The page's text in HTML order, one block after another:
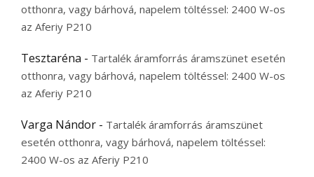
otthonra, vagy bárhová, napelem töltéssel: 2400 W-os
az Aferiy P210
Tesztaréna - Tartalék áramforrás áramszünet esetén
otthonra, vagy bárhová, napelem töltéssel: 2400 W-os
az Aferiy P210
Varga Nándor - Tartalék áramforrás áramszünet
esetén otthonra, vagy bárhová, napelem töltéssel:
2400 W-os az Aferiy P210